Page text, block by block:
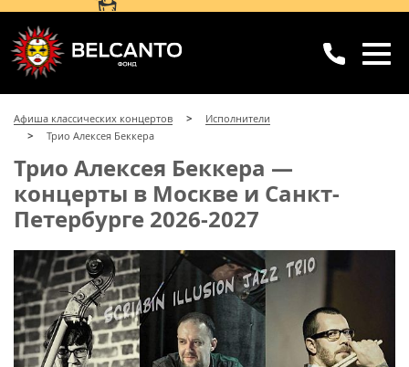
8 (499) 923-22-78
с 10:00 до 20:00
Афиша классических концертов
Исполнители
Трио Алексея Беккера
Трио Алексея Беккера —
концерты в Москве и Санкт-
Петербурге 2026-2027